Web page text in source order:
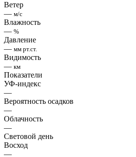
Ветер
— м/с
Влажность
— %
Давление
— мм рт.ст.
Видимость
— км
Показатели
УФ-индекс
—
Вероятность осадков
—
Облачность
—
Световой день
Восход
—